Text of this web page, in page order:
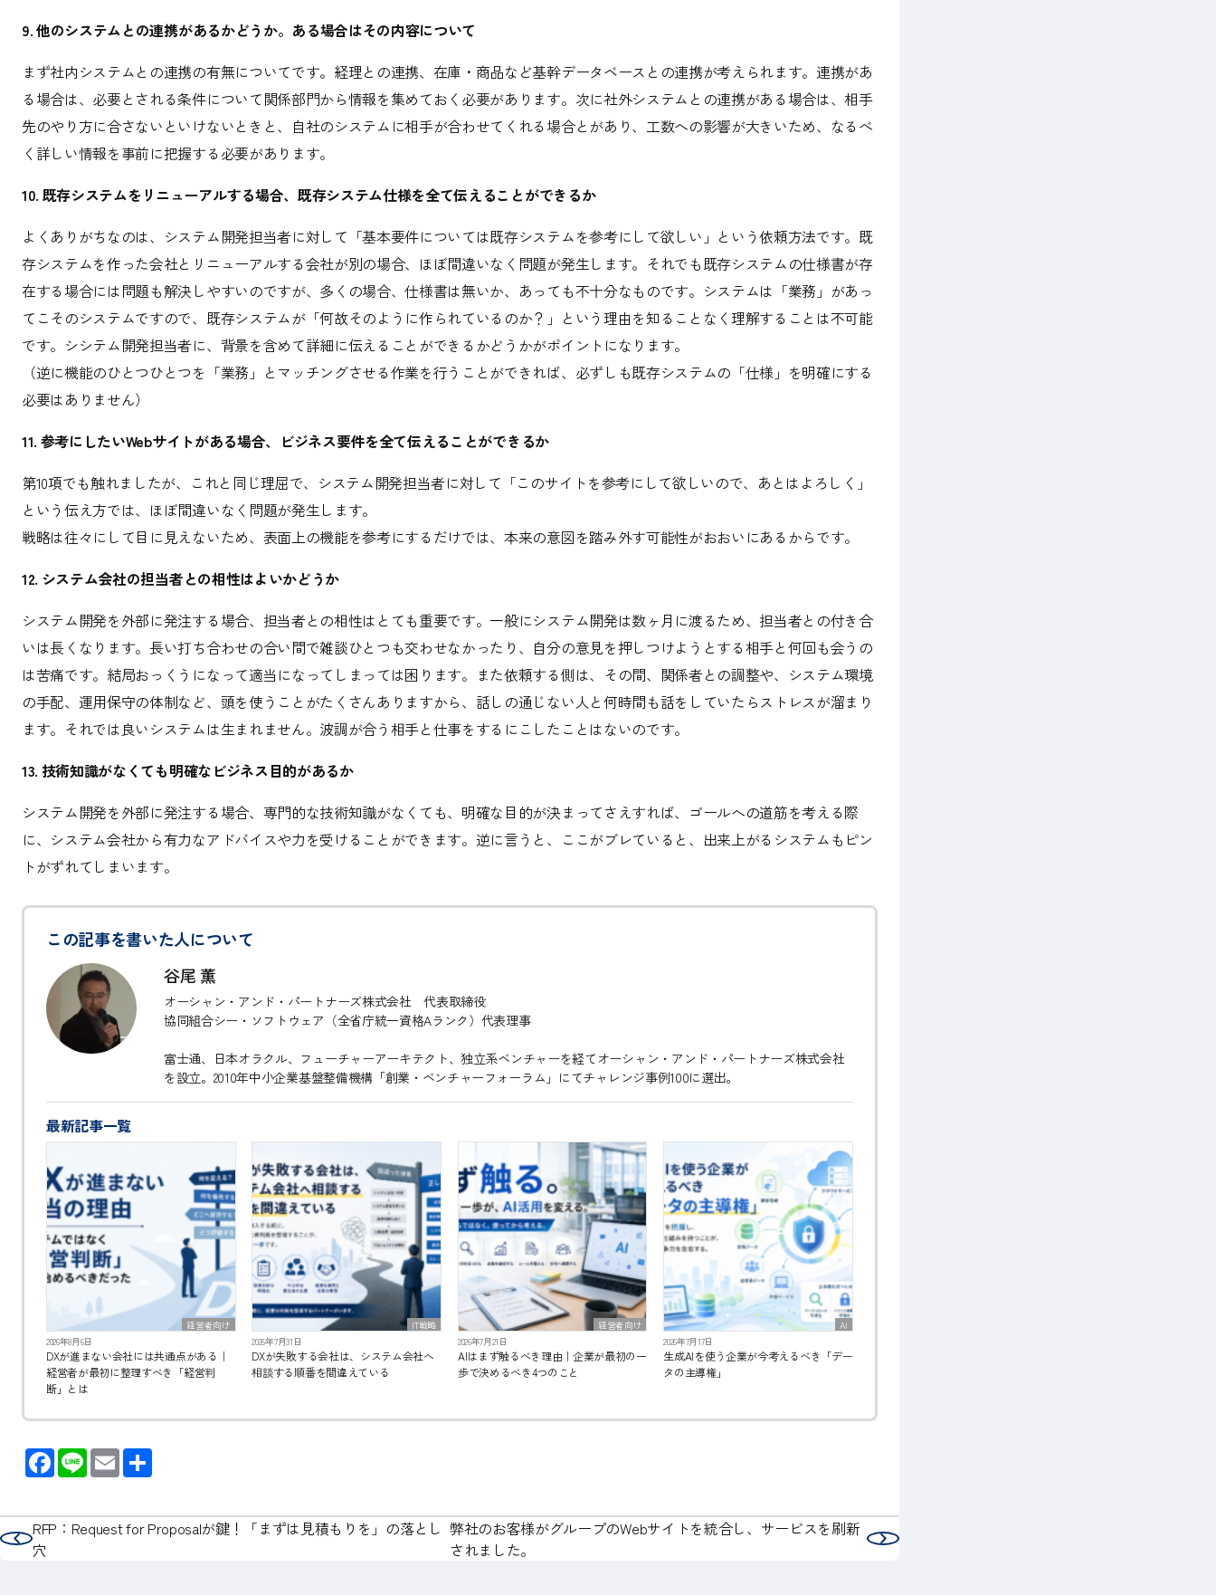
9. 他のシステムとの連携があるかどうか。ある場合はその内容について
まず社内システムとの連携の有無についてです。経理との連携、在庫・商品など基幹データベースとの連携が考えられます。連携があ
る場合は、必要とされる条件について関係部門から情報を集めておく必要があります。次に社外システムとの連携がある場合は、相手
先のやり方に合さないといけないときと、自社のシステムに相手が合わせてくれる場合とがあり、工数への影響が大きいため、なるべ
く詳しい情報を事前に把握する必要があります。
10. 既存システムをリニューアルする場合、既存システム仕様を全て伝えることができるか
よくありがちなのは、システム開発担当者に対して「基本要件については既存システムを参考にして欲しい」という依頼方法です。既
存システムを作った会社とリニューアルする会社が別の場合、ほぼ間違いなく問題が発生します。それでも既存システムの仕様書が存
在する場合には問題も解決しやすいのですが、多くの場合、仕様書は無いか、あっても不十分なものです。システムは「業務」があっ
てこそのシステムですので、既存システムが「何故そのように作られているのか？」という理由を知ることなく理解することは不可能
です。シシテム開発担当者に、背景を含めて詳細に伝えることができるかどうかがポイントになります。
（逆に機能のひとつひとつを「業務」とマッチングさせる作業を行うことができれば、必ずしも既存システムの「仕様」を明確にする
必要はありません）
11. 参考にしたいWebサイトがある場合、ビジネス要件を全て伝えることができるか
第10項でも触れましたが、これと同じ理屈で、システム開発担当者に対して「このサイトを参考にして欲しいので、あとはよろしく」
という伝え方では、ほぼ間違いなく問題が発生します。
戦略は往々にして目に見えないため、表面上の機能を参考にするだけでは、本来の意図を踏み外す可能性がおおいにあるからです。
12. システム会社の担当者との相性はよいかどうか
システム開発を外部に発注する場合、担当者との相性はとても重要です。一般にシステム開発は数ヶ月に渡るため、担当者との付き合
いは長くなります。長い打ち合わせの合い間で雑談ひとつも交わせなかったり、自分の意見を押しつけようとする相手と何回も会うの
は苦痛です。結局おっくうになって適当になってしまっては困ります。また依頼する側は、その間、関係者との調整や、システム環境
の手配、運用保守の体制など、頭を使うことがたくさんありますから、話しの通じない人と何時間も話をしていたらストレスが溜まり
ます。それでは良いシステムは生まれません。波調が合う相手と仕事をするにこしたことはないのです。
13. 技術知識がなくても明確なビジネス目的があるか
システム開発を外部に発注する場合、専門的な技術知識がなくても、明確な目的が決まってさえすれば、ゴールへの道筋を考える際
に、システム会社から有力なアドバイスや力を受けることができます。逆に言うと、ここがブレていると、出来上がるシステムもピン
トがずれてしまいます。
この記事を書いた人について
谷尾 薫
オーシャン・アンド・パートナーズ株式会社 代表取締役
協同組合シー・ソフトウェア（全省庁統一資格Aランク）代表理事
富士通、日本オラクル、フューチャーアーキテクト、独立系ベンチャーを経てオーシャン・アンド・パートナーズ株式会社
を設立。2010年中小企業基盤整備機構「創業・ベンチャーフォーラム」にてチャレンジ事例100に選出。
最新記事一覧
経営者向け
2026年8月6日
DXが進まない会社には共通点がある｜
経営者が最初に整理すべき「経営判
断」とは
IT戦略
2026年7月31日
DXが失敗する会社は、システム会社へ
相談する順番を間違えている
経営者向け
2026年7月21日
AIはまず触るべき理由｜企業が最初の一
歩で決めるべき4つのこと
AI
2026年7月17日
生成AIを使う企業が今考えるべき「デー
タの主導権」
Facebook
LineEmail
前の記事
RFP：Request for Proposalが鍵！「まずは見積もりを」の落とし
穴
次の記事
弊社のお客様がグループのWebサイトを統合し、サービスを刷新
されました。